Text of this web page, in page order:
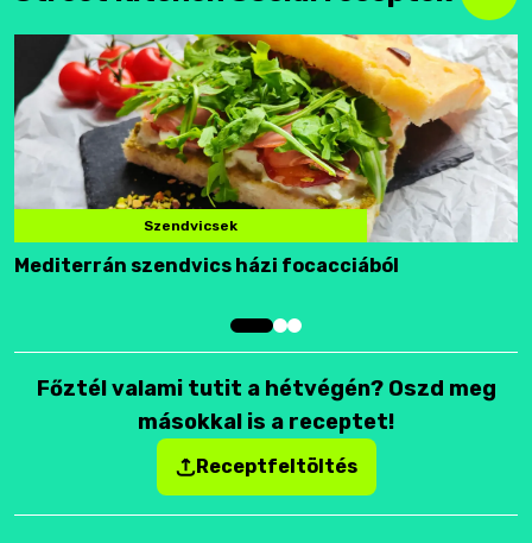
Szendvicsek
Mediterrán szendvics házi focacciából
Főztél valami tutit a hétvégén? Oszd meg
másokkal is a receptet!
Receptfeltöltés